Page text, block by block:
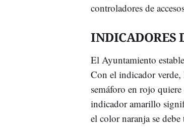
controladores de
INDICADORES
El Ayuntamiento
Con el indicador verde,
semáforo en rojo
indicador amarillo
el color naranja se